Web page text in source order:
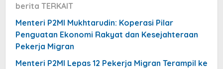
berita TERKAIT
Menteri P2MI Mukhtarudin: Koperasi Pilar
Penguatan Ekonomi Rakyat dan Kesejahteraan
Pekerja Migran
Menteri P2MI Lepas 12 Pekerja Migran Terampil ke